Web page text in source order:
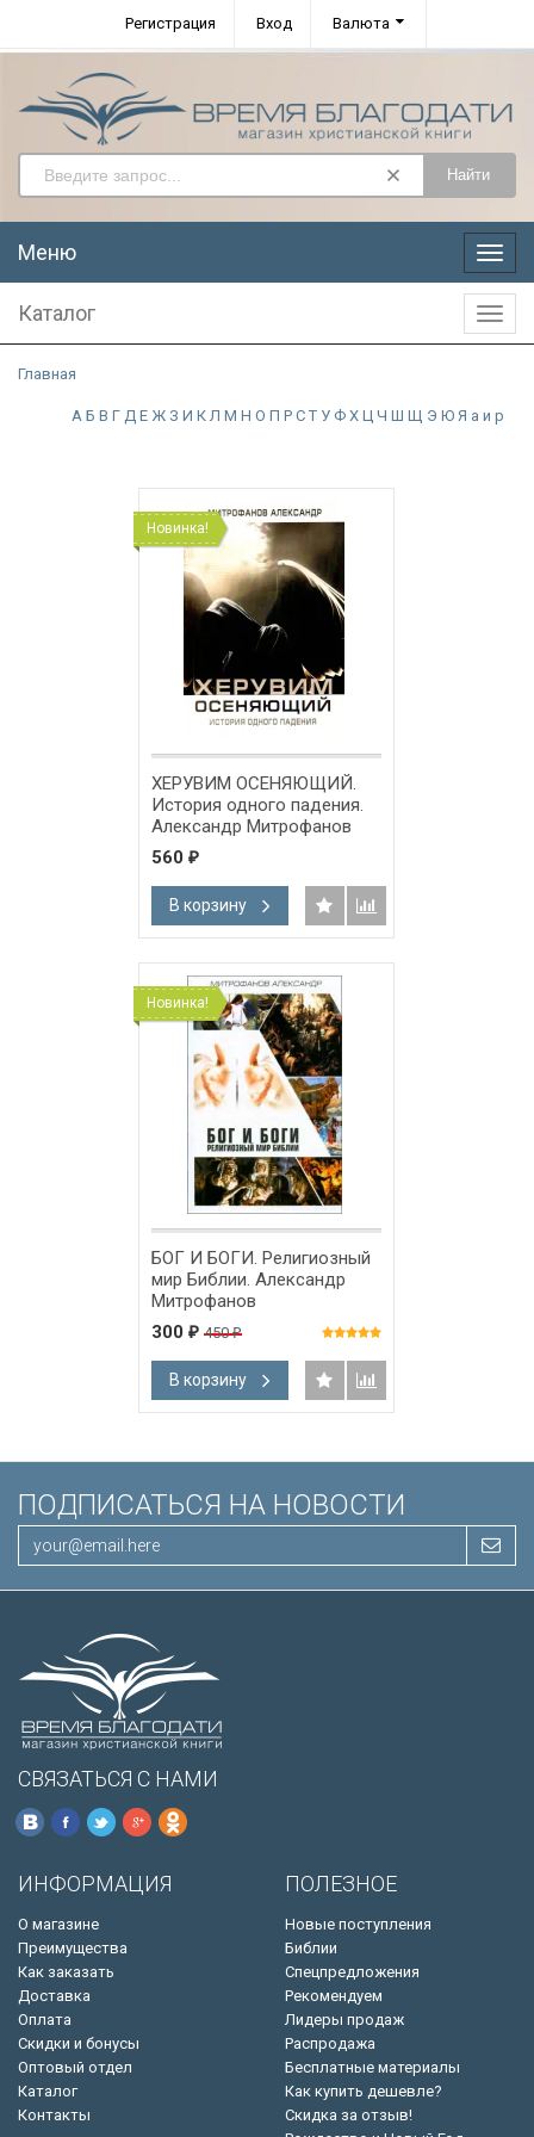
Регистрация Вход Валюта
Найти
Меню
Меню
Каталог
Главная
А Б В Г Д Е Ж З И К Л М Н О П Р С Т У Ф Х Ц Ч Ш Щ Э Ю Я а и р
Новинка!
ХЕРУВИМ ОСЕНЯЮЩИЙ.
История одного падения.
Александр Митрофанов
560 ₽
В корзину
Новинка!
БОГ И БОГИ. Религиозный
мир Библии. Александр
Митрофанов
300 ₽ 450₽
В корзину
ПОДПИСАТЬСЯ НА НОВОСТИ
СВЯЗАТЬСЯ С НАМИ
ИНФОРМАЦИЯ
О магазине
Преимущества
Как заказать
Доставка
Оплата
Скидки и бонусы
Оптовый отдел
Каталог
Контакты
ПОЛЕЗНОЕ
Новые поступления
Библии
Спецпредложения
Рекомендуем
Лидеры продаж
Распродажа
Бесплатные материалы
Как купить дешевле?
Скидка за отзыв!